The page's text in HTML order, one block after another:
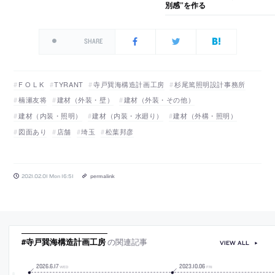
別感”を作る
SHARE
F O L K TYRANT 寺戸巽海構造計画工房
杉尾篤照明設計事務所
楠瀬友将
建材（外装・壁）
建材（外装・その他）
建材（内装・照明）
建材（内装・水廻り）
建材（外構・照明）
図面あり
店舗 埼玉 松葉邦彦
2021.02.01 Mon 16:51 permalink
#寺戸巽海構造計画工房の関連記事
2026.6.17 WED 2023.10.06 FRI
VIEW ALL